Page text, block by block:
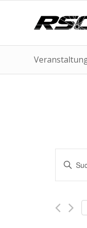
und
Bitte
eingeben.
nach